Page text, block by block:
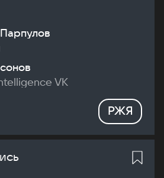
VK
РЖЯ